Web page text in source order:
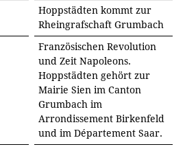
Hoppstädten kommt zur
Rheingrafschaft Grumbach
Französischen Revolution
und Zeit Napoleons.
Hoppstädten gehört zur
Mairie Sien im Canton
Grumbach im
Arrondissement Birkenfeld
und im Département Saar.